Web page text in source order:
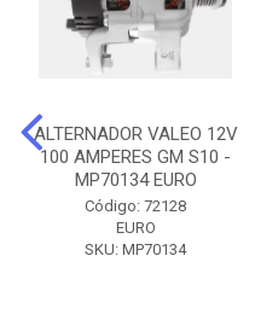
ALTERNADOR VALEO 12V
100 AMPERES GM S10 -
MP70134 EURO
Código: 72128
EURO
SKU: MP70134